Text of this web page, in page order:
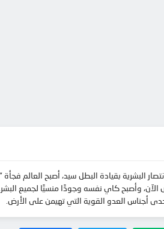
البشرية بقيادة البطل سيد، أصبح العالم
أجناس العدو القوية التي تهيمن على الأرض.